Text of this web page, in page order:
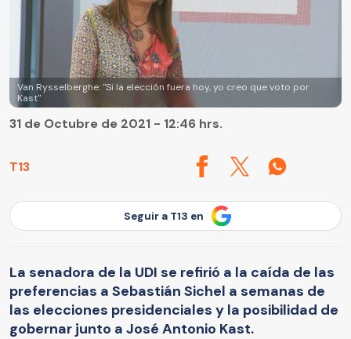
Van Rysselberghe: "Si la elección fuera hoy, yo creo que voto por
Kast"
T13
31 de Octubre de 2021 - 12:46 hrs.
Seguir a T13 en
La senadora de la UDI se refirió a la caída de las
preferencias a Sebastián Sichel a semanas de
las elecciones presidenciales y la posibilidad de
gobernar junto a José Antonio Kast.